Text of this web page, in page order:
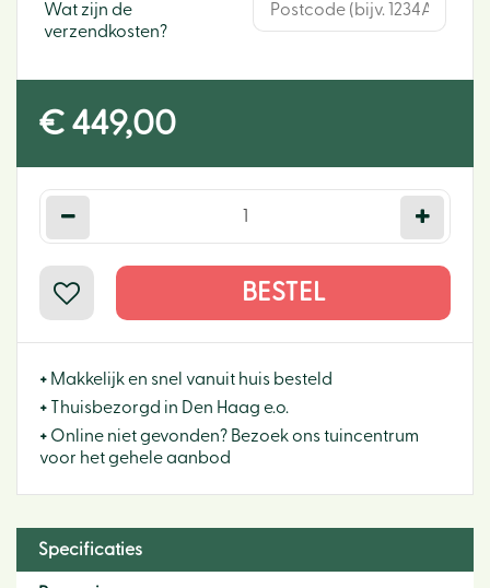
Wat zijn de
verzendkosten?
€ 449,00
+ Makkelijk en snel vanuit huis besteld
+ Thuisbezorgd in Den Haag e.o.
+ Online niet gevonden? Bezoek ons tuincentrum
voor het gehele aanbod
Specificaties